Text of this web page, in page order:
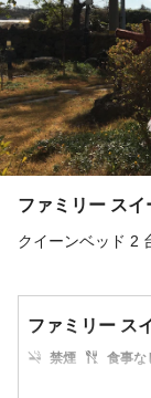
ファミリー ス
クイーンベッド 2
ファミリー ス
禁煙 食事な